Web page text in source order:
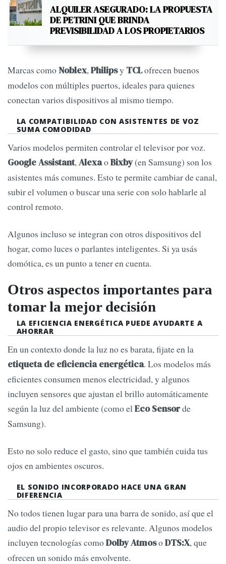
ALQUILER ASEGURADO: LA PROPUESTA
DE PETRINI QUE BRINDA
PREVISIBILIDAD A LOS PROPIETARIOS
Marcas comoNoblex,Philipsy TCLofrecen buenos
modelos con múltiples puertos, ideales para quienes
conectan varios dispositivos al mismo tiempo.
LA COMPATIBILIDAD CON ASISTENTES DE VOZ
SUMA COMODIDAD
Varios modelos permiten controlar el televisor por voz.
Google Assistant,AlexaoBixby(en Samsung) son los
asistentes más comunes. Esto te permite cambiar de canal,
subir el volumen o buscar una serie con solo hablarle al
control remoto.
Algunos incluso se integran con otros dispositivos del
hogar, como luces o parlantes inteligentes. Si ya usás
domótica, es un punto a tener en cuenta.
Otros aspectos importantes para
tomar la mejor decisión
LA EFICIENCIA ENERGÉTICA PUEDE AYUDARTE A
AHORRAR
En un contexto donde la luz no es barata, fijate en la
etiqueta de eficiencia energética. Los modelos más
eficientes consumen menos electricidad, y algunos
incluyen sensores que ajustan el brillo automáticamente
según la luz del ambiente (como elEco Sensorde
Samsung).
Esto no solo reduce el gasto, sino que también cuida tus
ojos en ambientes oscuros.
EL SONIDO INCORPORADO HACE UNA GRAN
DIFERENCIA
No todos tienen lugar para una barra de sonido, así que el
audio del propio televisor es relevante. Algunos modelos
incluyen tecnologías comoDolby AtmosoDTS:X, que
ofrecen un sonido más envolvente.